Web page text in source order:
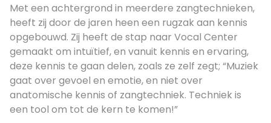
Met een achtergrond in meerdere zangtechnieken,
heeft zij door de jaren heen een rugzak aan kennis
opgebouwd. Zij heeft de stap naar Vocal Center
gemaakt om intuïtief, en vanuit kennis en ervaring,
deze kennis te gaan delen, zoals ze zelf zegt; “Muziek
gaat over gevoel en emotie, en niet over
anatomische kennis of zangtechniek. Techniek is
een tool om tot de kern te komen!”